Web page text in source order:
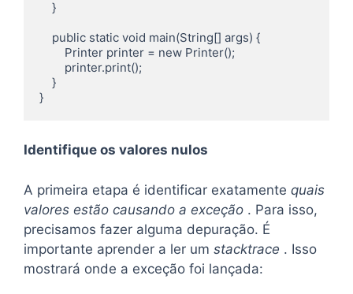
}
Identifique os valores nulos
A primeira etapa é identificar exatamente quais
valores estão causando a exceção . Para isso,
precisamos fazer alguma depuração. É
importante aprender a ler um stacktrace . Isso
mostrará onde a exceção foi lançada: